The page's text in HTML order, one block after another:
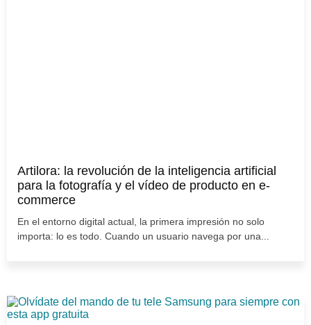
Artilora: la revolución de la inteligencia artificial
para la fotografía y el vídeo de producto en e-
commerce
En el entorno digital actual, la primera impresión no solo
importa: lo es todo. Cuando un usuario navega por una...